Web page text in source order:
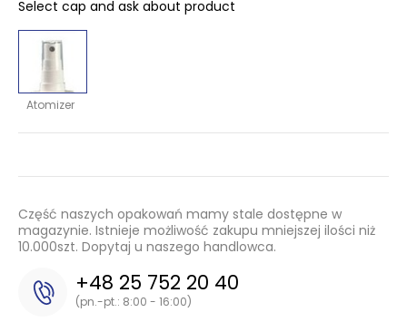
Select cap and ask about product
Atomizer
Część naszych opakowań mamy stale dostępne w
magazynie. Istnieje możliwość zakupu mniejszej ilości niż
10.000szt. Dopytaj u naszego handlowca.
+48 25 752 20 40
(pn.-pt.: 8:00 - 16:00)